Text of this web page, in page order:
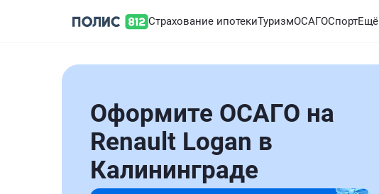
Страхование ипотекиТуризмОСАГОСпортЕщё
Оформите ОСАГО на
Renault Logan в
Калининграде